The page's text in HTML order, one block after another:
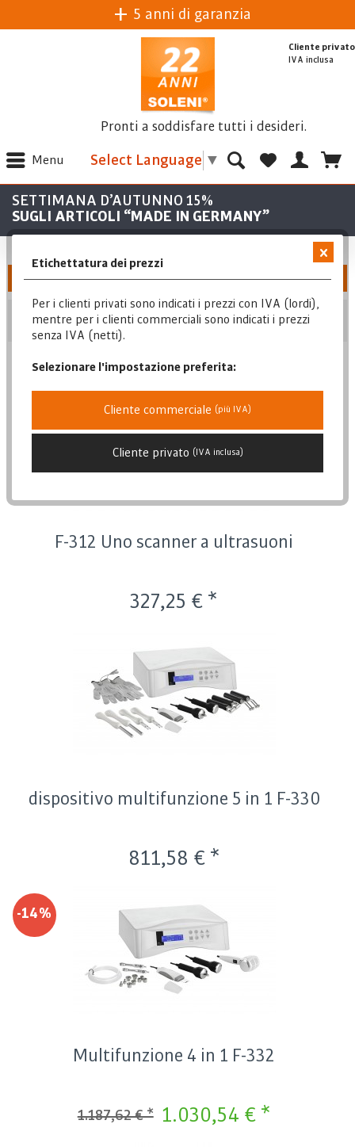
5 anni di garanzia
Pronti a soddisfare tutti i desideri.
Select Language ▼
Menu
Cliente privato
IVA inclusa
SETTIMANA D’AUTUNNO 15%
SUGLI ARTICOLI “MADE IN GERMANY”
Filtra
Posizione
Posizione
F-312 Uno scanner a ultrasuoni
327,25 € *
dispositivo multifunzione 5 in 1 F-330
811,58 € *
-14%
Multifunzione 4 in 1 F-332
1.030,54 € *
1.187,62 € *
Etichettatura dei prezzi
Per i clienti privati sono indicati i prezzi con IVA (lordi),
mentre per i clienti commerciali sono indicati i prezzi
senza IVA (netti).
Selezionare l'impostazione preferita:
Cliente commerciale (più IVA)
Cliente privato (IVA inclusa)